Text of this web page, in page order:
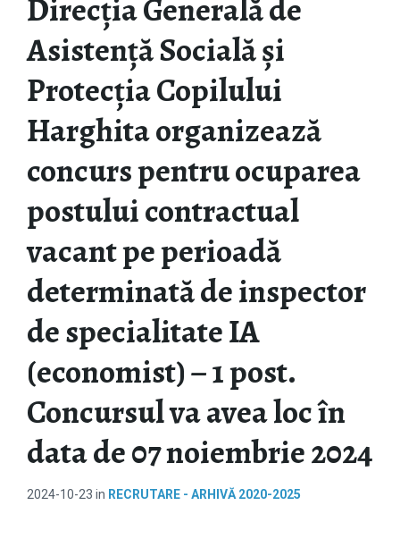
Direcția Generală de
Asistență Socială și
Protecția Copilului
Harghita organizează
concurs pentru ocuparea
postului contractual
vacant pe perioadă
determinată de inspector
de specialitate IA
(economist) – 1 post.
Concursul va avea loc în
data de 07 noiembrie 2024
2024-10-23 in RECRUTARE - ARHIVĂ 2020-2025